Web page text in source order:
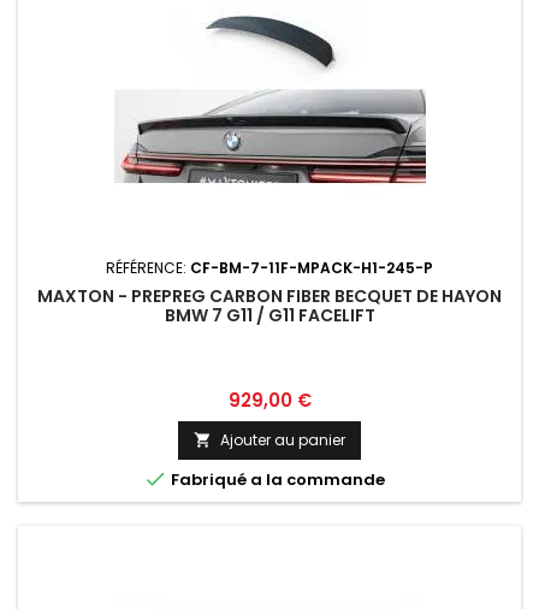
RÉFÉRENCE: CF-BM-7-11F-MPACK-H1-245-P
MAXTON - PREPREG CARBON FIBER BECQUET DE HAYON
BMW 7 G11 / G11 FACELIFT
Prix
929,00 €
 Ajouter au panier
 Fabriqué a la commande